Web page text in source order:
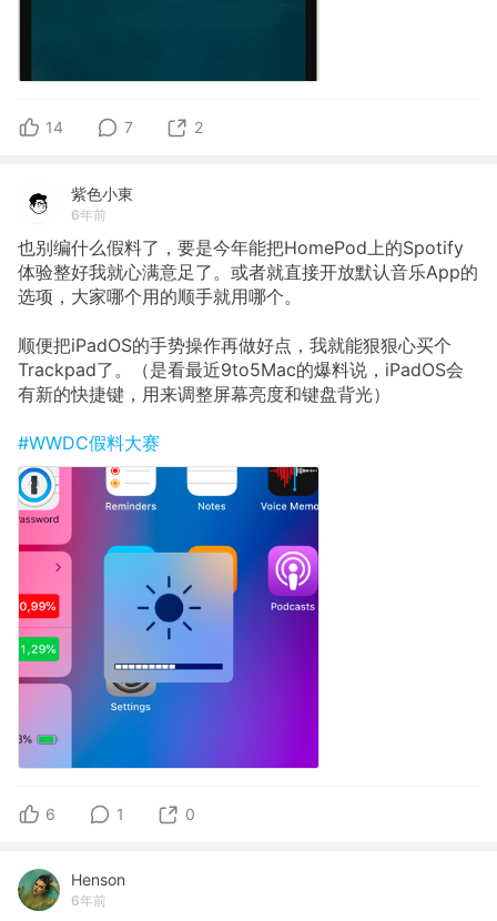
14 7 2
紫色小東
6年前
也别编什么假料了，要是今年能把HomePod上的Spotify
体验整好我就心满意足了。或者就直接开放默认音乐App的
选项，大家哪个用的顺手就用哪个。
顺便把iPadOS的手势操作再做好点，我就能狠狠心买个
Trackpad了。（是看最近9to5Mac的爆料说，iPadOS会
有新的快捷键，用来调整屏幕亮度和键盘背光）
#WWDC假料大赛
6 1 0
Henson
6年前